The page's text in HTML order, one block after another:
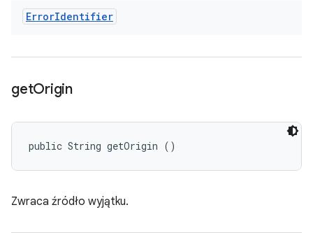
ErrorIdentifier
getOrigin
public String getOrigin ()
Zwraca źródło wyjątku.